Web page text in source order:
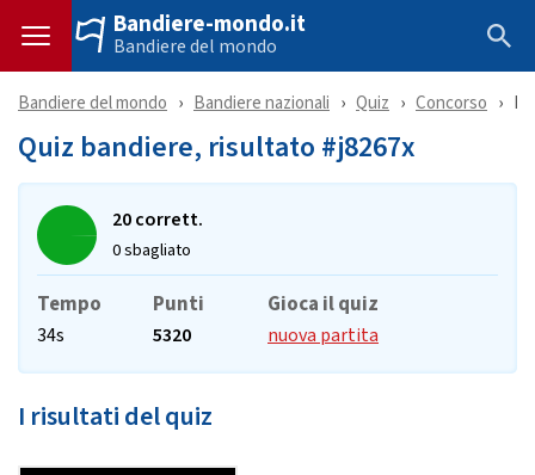
Bandiere-mondo.it
Bandiere del mondo
Bandiere del mondo Bandiere nazionali Quiz Concorso
Quiz bandiere, risultato #j8267x
20 corrett.
0 sbagliato
Tempo
34s
Punti
5320
Gioca il quiz
nuova partita
I risultati del quiz